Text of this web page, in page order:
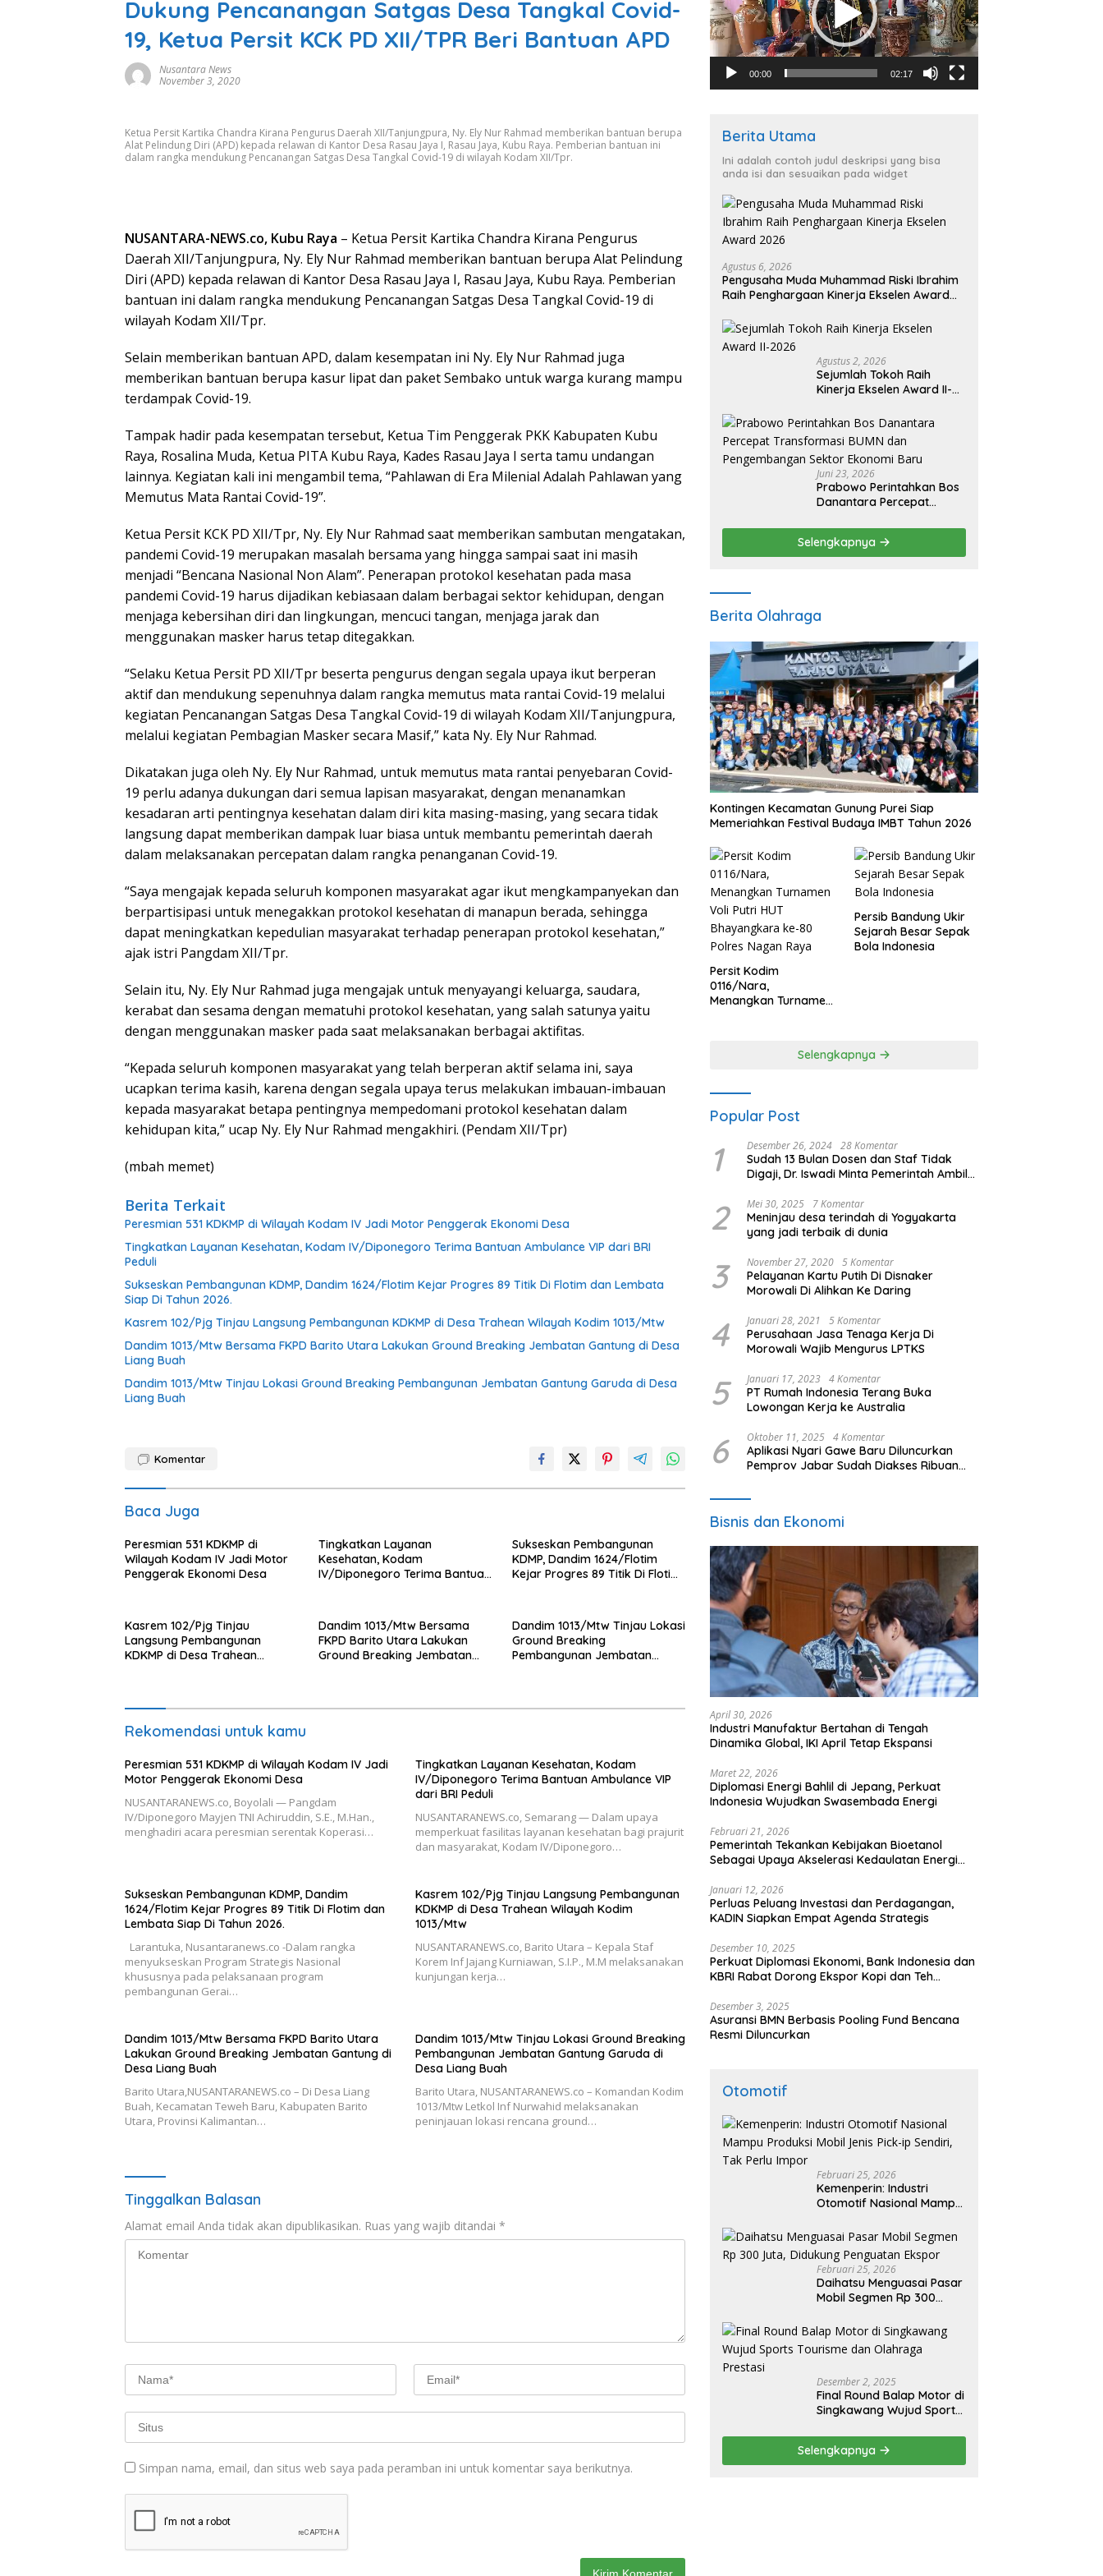
Dukung Pencanangan Satgas Desa Tangkal Covid-
19, Ketua Persit KCK PD XII/TPR Beri Bantuan APD
Nusantara News
November 3, 2020
Ketua Persit Kartika Chandra Kirana Pengurus Daerah XII/Tanjungpura, Ny. Ely Nur Rahmad memberikan bantuan berupa
Alat Pelindung Diri (APD) kepada relawan di Kantor Desa Rasau Jaya I, Rasau Jaya, Kubu Raya. Pemberian bantuan ini
dalam rangka mendukung Pencanangan Satgas Desa Tangkal Covid-19 di wilayah Kodam XII/Tpr.
NUSANTARA-NEWS.co, Kubu Raya – Ketua Persit Kartika Chandra Kirana Pengurus
Daerah XII/Tanjungpura, Ny. Ely Nur Rahmad memberikan bantuan berupa Alat Pelindung
Diri (APD) kepada relawan di Kantor Desa Rasau Jaya I, Rasau Jaya, Kubu Raya. Pemberian
bantuan ini dalam rangka mendukung Pencanangan Satgas Desa Tangkal Covid-19 di
wilayah Kodam XII/Tpr.
Selain memberikan bantuan APD, dalam kesempatan ini Ny. Ely Nur Rahmad juga
memberikan bantuan berupa kasur lipat dan paket Sembako untuk warga kurang mampu
terdampak Covid-19.
Tampak hadir pada kesempatan tersebut, Ketua Tim Penggerak PKK Kabupaten Kubu
Raya, Rosalina Muda, Ketua PITA Kubu Raya, Kades Rasau Jaya I serta tamu undangan
lainnya. Kegiatan kali ini mengambil tema, “Pahlawan di Era Milenial Adalah Pahlawan yang
Memutus Mata Rantai Covid-19”.
Ketua Persit KCK PD XII/Tpr, Ny. Ely Nur Rahmad saat memberikan sambutan mengatakan,
pandemi Covid-19 merupakan masalah bersama yang hingga sampai saat ini masih
menjadi “Bencana Nasional Non Alam”. Penerapan protokol kesehatan pada masa
pandemi Covid-19 harus dijadikan kebiasaan dalam berbagai sektor kehidupan, dengan
menjaga kebersihan diri dan lingkungan, mencuci tangan, menjaga jarak dan
menggunakan masker harus tetap ditegakkan.
“Selaku Ketua Persit PD XII/Tpr beserta pengurus dengan segala upaya ikut berperan
aktif dan mendukung sepenuhnya dalam rangka memutus mata rantai Covid-19 melalui
kegiatan Pencanangan Satgas Desa Tangkal Covid-19 di wilayah Kodam XII/Tanjungpura,
melalui kegiatan Pembagian Masker secara Masif,” kata Ny. Ely Nur Rahmad.
Dikatakan juga oleh Ny. Ely Nur Rahmad, untuk memutus mata rantai penyebaran Covid-
19 perlu adanya dukungan dari semua lapisan masyarakat, dengan menanamkan
kesadaran arti pentingnya kesehatan dalam diri kita masing-masing, yang secara tidak
langsung dapat memberikan dampak luar biasa untuk membantu pemerintah daerah
dalam melaksanakan percepatan dalam rangka penanganan Covid-19.
“Saya mengajak kepada seluruh komponen masyarakat agar ikut mengkampanyekan dan
berpartisipasi untuk menegakkan protokol kesehatan di manapun berada, sehingga
dapat meningkatkan kepedulian masyarakat terhadap penerapan protokol kesehatan,”
ajak istri Pangdam XII/Tpr.
Selain itu, Ny. Ely Nur Rahmad juga mengajak untuk menyayangi keluarga, saudara,
kerabat dan sesama dengan mematuhi protokol kesehatan, yang salah satunya yaitu
dengan menggunakan masker pada saat melaksanakan berbagai aktifitas.
“Kepada seluruh komponen masyarakat yang telah berperan aktif selama ini, saya
ucapkan terima kasih, karena dengan segala upaya terus melakukan imbauan-imbauan
kepada masyarakat betapa pentingnya mempedomani protokol kesehatan dalam
kehidupan kita,” ucap Ny. Ely Nur Rahmad mengakhiri. (Pendam XII/Tpr)
(mbah memet)
Berita Terkait
Peresmian 531 KDKMP di Wilayah Kodam IV Jadi Motor Penggerak Ekonomi Desa
Tingkatkan Layanan Kesehatan, Kodam IV/Diponegoro Terima Bantuan Ambulance VIP dari BRI
Peduli
Sukseskan Pembangunan KDMP, Dandim 1624/Flotim Kejar Progres 89 Titik Di Flotim dan Lembata
Siap Di Tahun 2026.
Kasrem 102/Pjg Tinjau Langsung Pembangunan KDKMP di Desa Trahean Wilayah Kodim 1013/Mtw
Dandim 1013/Mtw Bersama FKPD Barito Utara Lakukan Ground Breaking Jembatan Gantung di Desa
Liang Buah
Dandim 1013/Mtw Tinjau Lokasi Ground Breaking Pembangunan Jembatan Gantung Garuda di Desa
Liang Buah
Komentar
Baca Juga
Peresmian 531 KDKMP di
Wilayah Kodam IV Jadi Motor
Penggerak Ekonomi Desa
Tingkatkan Layanan
Kesehatan, Kodam
IV/Diponegoro Terima Bantuan
Sukseskan Pembangunan
KDMP, Dandim 1624/Flotim
Kejar Progres 89 Titik Di Flotim
Kasrem 102/Pjg Tinjau
Langsung Pembangunan
KDKMP di Desa Trahean
Dandim 1013/Mtw Bersama
FKPD Barito Utara Lakukan
Ground Breaking Jembatan
Dandim 1013/Mtw Tinjau Lokasi
Ground Breaking
Pembangunan Jembatan
Rekomendasi untuk kamu
Peresmian 531 KDKMP di Wilayah Kodam IV Jadi
Motor Penggerak Ekonomi Desa
NUSANTARANEWS.co, Boyolali — Pangdam
IV/Diponegoro Mayjen TNI Achiruddin, S.E., M.Han.,
menghadiri acara peresmian serentak Koperasi…
Tingkatkan Layanan Kesehatan, Kodam
IV/Diponegoro Terima Bantuan Ambulance VIP
dari BRI Peduli
NUSANTARANEWS.co, Semarang — Dalam upaya
memperkuat fasilitas layanan kesehatan bagi prajurit
dan masyarakat, Kodam IV/Diponegoro…
Sukseskan Pembangunan KDMP, Dandim
1624/Flotim Kejar Progres 89 Titik Di Flotim dan
Lembata Siap Di Tahun 2026.
Larantuka, Nusantaranews.co -Dalam rangka
menyukseskan Program Strategis Nasional
khususnya pada pelaksanaan program
pembangunan Gerai…
Kasrem 102/Pjg Tinjau Langsung Pembangunan
KDKMP di Desa Trahean Wilayah Kodim
1013/Mtw
NUSANTARANEWS.co, Barito Utara – Kepala Staf
Korem Inf Jajang Kurniawan, S.I.P., M.M melaksanakan
kunjungan kerja…
Dandim 1013/Mtw Bersama FKPD Barito Utara
Lakukan Ground Breaking Jembatan Gantung di
Desa Liang Buah
Barito Utara,NUSANTARANEWS.co – Di Desa Liang
Buah, Kecamatan Teweh Baru, Kabupaten Barito
Utara, Provinsi Kalimantan…
Dandim 1013/Mtw Tinjau Lokasi Ground Breaking
Pembangunan Jembatan Gantung Garuda di
Desa Liang Buah
Barito Utara, NUSANTARANEWS.co – Komandan Kodim
1013/Mtw Letkol Inf Nurwahid melaksanakan
peninjauan lokasi rencana ground…
Tinggalkan Balasan
Alamat email Anda tidak akan dipublikasikan. Ruas yang wajib ditandai *
Simpan nama, email, dan situs web saya pada peramban ini untuk komentar saya berikutnya.
00:00 02:17
Berita Utama
Ini adalah contoh judul deskripsi yang bisa
anda isi dan sesuaikan pada widget
Agustus 6, 2026
Pengusaha Muda Muhammad Riski Ibrahim
Raih Penghargaan Kinerja Ekselen Award
Agustus 2, 2026
Sejumlah Tokoh Raih
Kinerja Ekselen Award II-
Juni 23, 2026
Prabowo Perintahkan Bos
Danantara Percepat
Pengembangan Sektor
Ekonomi Baru
Selengkapnya
Berita Olahraga
Kontingen Kecamatan Gunung Purei Siap
Memeriahkan Festival Budaya IMBT Tahun 2026
Persit Kodim
0116/Nara,
Menangkan Turnamen
Persib Bandung Ukir
Sejarah Besar Sepak
Bola Indonesia
Selengkapnya
Popular Post
1 Desember 26, 2024 28 Komentar
Sudah 13 Bulan Dosen dan Staf Tidak
Digaji, Dr. Iswadi Minta Pemerintah Ambil
2 Mei 30, 2025 7 Komentar
Meninjau desa terindah di Yogyakarta
yang jadi terbaik di dunia
3 November 27, 2020 5 Komentar
Pelayanan Kartu Putih Di Disnaker
Morowali Di Alihkan Ke Daring
4 Januari 28, 2021 5 Komentar
Perusahaan Jasa Tenaga Kerja Di
Morowali Wajib Mengurus LPTKS
5 Januari 17, 2023 4 Komentar
PT Rumah Indonesia Terang Buka
Lowongan Kerja ke Australia
6 Oktober 11, 2025 4 Komentar
Aplikasi Nyari Gawe Baru Diluncurkan
Pemprov Jabar Sudah Diakses Ribuan
Bisnis dan Ekonomi
April 30, 2026
Industri Manufaktur Bertahan di Tengah
Dinamika Global, IKI April Tetap Ekspansi
Maret 22, 2026
Diplomasi Energi Bahlil di Jepang, Perkuat
Indonesia Wujudkan Swasembada Energi
Februari 21, 2026
Pemerintah Tekankan Kebijakan Bioetanol
Sebagai Upaya Akselerasi Kedaulatan Energi
Januari 12, 2026
Perluas Peluang Investasi dan Perdagangan,
KADIN Siapkan Empat Agenda Strategis
Desember 10, 2025
Perkuat Diplomasi Ekonomi, Bank Indonesia dan
KBRI Rabat Dorong Ekspor Kopi dan Teh
Desember 3, 2025
Asuransi BMN Berbasis Pooling Fund Bencana
Resmi Diluncurkan
Otomotif
Februari 25, 2026
Kemenperin: Industri
Otomotif Nasional Mampu
ip Sendiri, Tak Perlu Impor
Februari 25, 2026
Daihatsu Menguasai Pasar
Mobil Segmen Rp 300
Ekspor
Desember 2, 2025
Final Round Balap Motor di
Singkawang Wujud Sports
Prestasi
Selengkapnya